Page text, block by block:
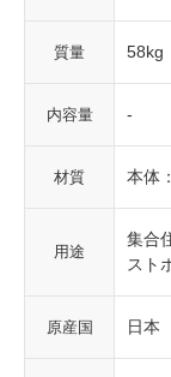
質量 58kg
内容量 -
材質 本体
用途
集合
スト
原産国 日本